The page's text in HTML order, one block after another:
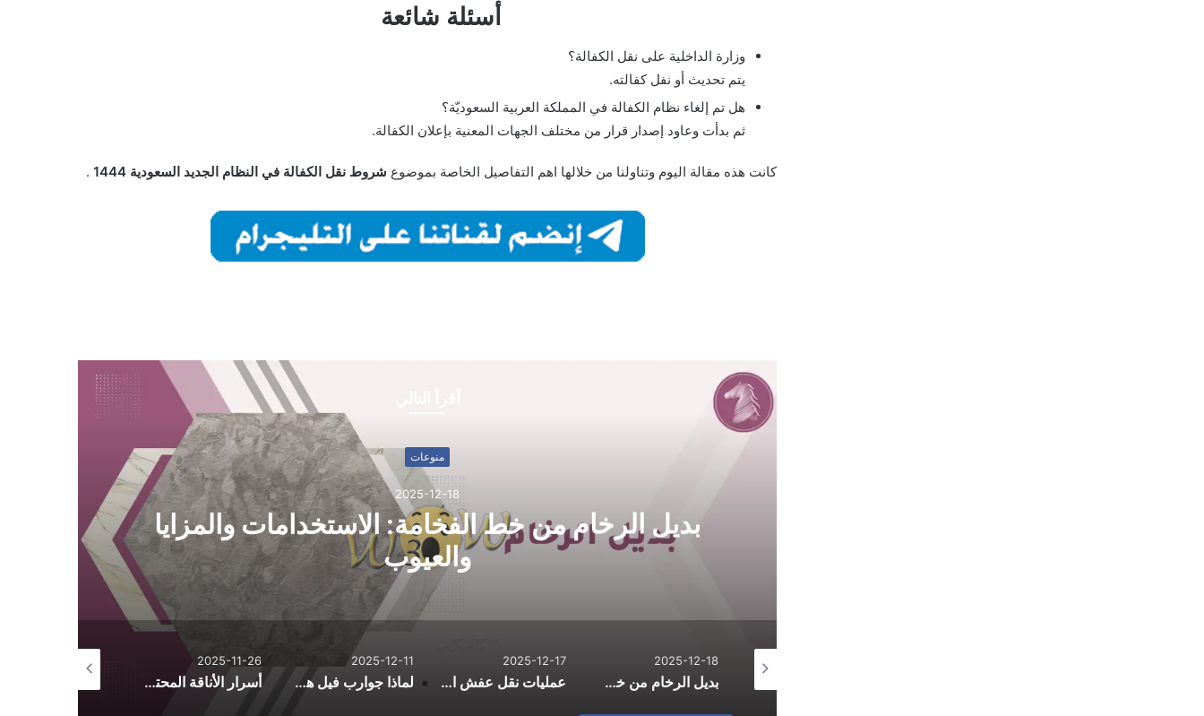
أسئلة شائعة
وزارة الداخلية على نقل الكفالة؟
يتم تحديث أو نفل كفالته.
هل تم إلغاء نظام الكفالة في المملكة العربية السعوديّة؟
ثم بدأت وعاود إصدار قرار من مختلف الجهات المعنية بإعلان الكفالة.
كانت هذه مقالة اليوم وتناولنا من خلالها اهم التفاصيل الخاصة بموضوع شروط نقل الكفالة في النظام الجديد السعودية 1444 .
منوعات
2025-12-18
بديل الرخام من خط الفخامة: الاستخدامات والمزايا
والعيوب
2025-12-18
بديل الرخام من خط الفخامة: الاستخدامات والمزايا والعيوب
2025-12-17
عمليات نقل عفش احترافية لتسهيل يوم التنقل
2025-12-11
لماذا جوارب فيل هي الأكثر راحة؟ أسرار الجودة والتصنيع
2025-11-26
أسرار الأناقة المحتشمة: دليل تنسيق الأزياء اليومية من فساتين وأطقم وعبايات
2025-10-26